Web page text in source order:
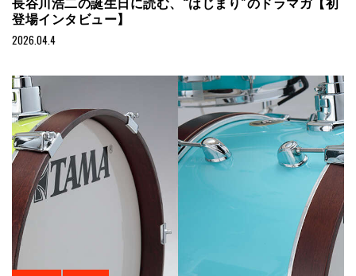
登場インタビュー】
2026.04.4